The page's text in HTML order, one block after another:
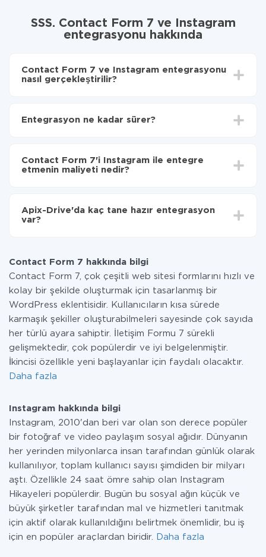
SSS. Contact Form 7 ve Instagram
entegrasyonu hakkında
Contact Form 7 ve Instagram entegrasyonu
nasıl gerçekleştirilir?
aktarılacağını seçin
Instagram'ye aktarılacaktır.
Entegrasyon ne kadar sürer?
olarak, 10-15 dakika sürer.
Contact Form 7'i Instagram ile entegre
etmenin maliyeti nedir?
Hizmetimiz aracılığıyla yalnızca bir sisteminizden
diğerine aktarılan veri miktarı için ödeme yaparsınız.
Apix-Drive'da kaç tane hazır entegrasyon
var?
Contact Form 7 hakkında bilgi
Contact Form 7, çok çeşitli web sitesi formlarını hızlı ve
kolay bir şekilde oluşturmak için tasarlanmış bir
WordPress eklentisidir. Kullanıcıların kısa sürede
karmaşık şekiller oluşturabilmeleri sayesinde çok sayıda
her türlü ayara sahiptir. İletişim Formu 7 sürekli
gelişmektedir, çok popülerdir ve iyi belgelenmiştir.
İkincisi özellikle yeni başlayanlar için faydalı olacaktır.
Daha fazla
Instagram hakkında bilgi
Instagram, 2010'dan beri var olan son derece popüler
bir fotoğraf ve video paylaşım sosyal ağıdır. Dünyanın
her yerinden milyonlarca insan tarafından günlük olarak
kullanılıyor, toplam kullanıcı sayısı şimdiden bir milyarı
aştı. Özellikle 24 saat ömre sahip olan Instagram
Hikayeleri popülerdir. Bugün bu sosyal ağın küçük ve
büyük şirketler tarafından mal ve hizmetleri tanıtmak
için aktif olarak kullanıldığını belirtmek önemlidir, bu iş
için en popüler araçlardan biridir.
Daha fazla